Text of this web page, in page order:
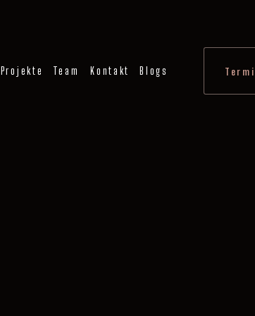
Projekte Team Kontakt Blogs